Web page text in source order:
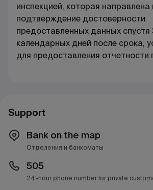
инспекцией, которая направлена
подтверждение достоверности
предоставленных данных спустя
календарных дней после срока,
для предоставления
Support
Bank on the map
Отделения и банкоматы
505
24-hour phone number for private